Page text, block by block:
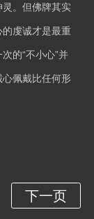
。但佛牌其实
虔诚才是最重
的“不小心”并
佩戴比任何形